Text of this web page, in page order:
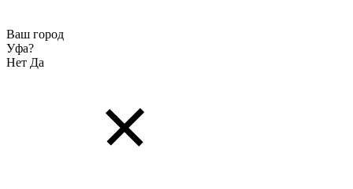
Ваш город
Уфа?
Нет Да